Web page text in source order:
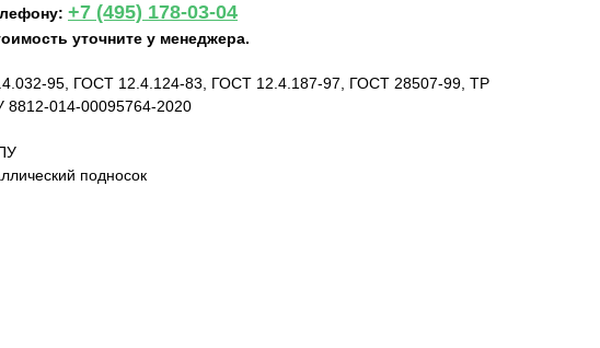
+7 (495) 178-03-04
уточните у менеджера.
95, ГОСТ 12.4.124-83, ГОСТ 12.4.187-97, ГОСТ 28507-99, ТР
8812-014-00095764-2020
подносок